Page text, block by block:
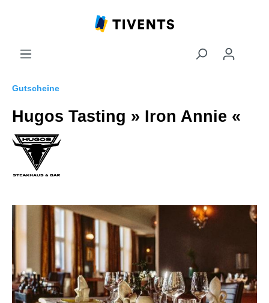
Gutscheine
Hugos Tasting » Iron Annie «